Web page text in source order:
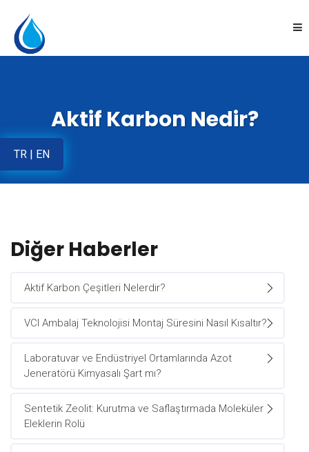
Kurumsal
Ürünler
Online Satış
İletişim
TR | EN
Aktif Karbon Nedir?
Diğer Haberler
Aktif Karbon Çeşitleri Nelerdir?
VCI Ambalaj Teknolojisi Montaj Süresini Nasıl Kısaltır?
Laboratuvar ve Endüstriyel Ortamlarında Azot
Jeneratörü Kimyasalı Şart mı?
Sentetik Zeolit: Kurutma ve Saflaştırmada Moleküler
Eleklerin Rolü